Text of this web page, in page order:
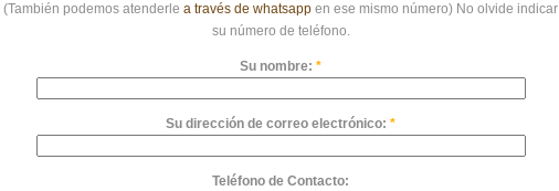
(También podemos atenderle a través de whatsapp en ese mismo número) No olvide indicar
su número de teléfono.
Su nombre: *
Su dirección de correo electrónico: *
Teléfono de Contacto: